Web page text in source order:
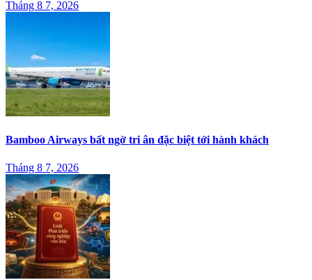
Tháng 8 7, 2026
Bamboo Airways bất ngờ tri ân đặc biệt tới hành khách
Tháng 8 7, 2026